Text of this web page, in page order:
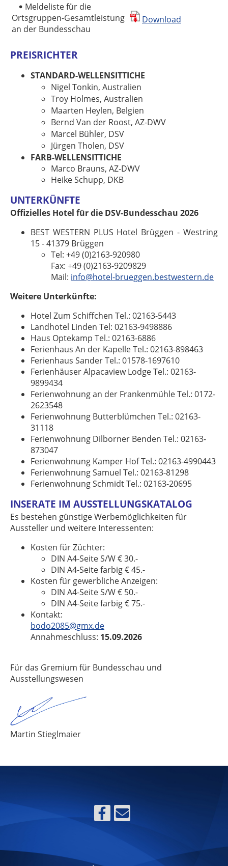
Meldeliste für die
Ortsgruppen-Gesamtleistung
an der Bundesschau
Download
PREISRICHTER
STANDARD-WELLENSITTICHE
Nigel Tonkin, Australien
Troy Holmes, Australien
Maarten Heylen, Belgien
Bernd Van der Roost, AZ-DWV
Marcel Bühler, DSV
Jürgen Tholen, DSV
FARB-WELLENSITTICHE
Marco Brauns, AZ-DWV
Heike Schupp, DKB
UNTERKÜNFTE
Offizielles Hotel für die DSV-Bundesschau 2026
BEST WESTERN PLUS Hotel Brüggen - Westring
15 - 41379 Brüggen
Tel: +49 (0)2163-920980
Fax: +49 (0)2163-9209829
Mail: info@hotel-brueggen.bestwestern.de
Weitere Unterkünfte:
Hotel Zum Schiffchen Tel.: 02163-5443
Landhotel Linden Tel: 02163-9498886
Haus Optekamp Tel.: 02163-6886
Ferienhaus An der Kapelle Tel.: 02163-898463
Ferienhaus Sander Tel.: 01578-1697610
Ferienhäuser Alpacaview Lodge Tel.: 02163-
9899434
Ferienwohnung an der Frankenmühle Tel.: 0172-
2623548
Ferienwohnung Butterblümchen Tel.: 02163-
31118
Ferienwohnung Dilborner Benden Tel.: 02163-
873047
Ferienwohnung Kamper Hof Tel.: 02163-4990443
Ferienwohnung Samuel Tel.: 02163-81298
Ferienwohnung Schmidt Tel.: 02163-20695
INSERATE IM AUSSTELLUNGSKATALOG
Es bestehen günstige Werbemöglichkeiten für
Aussteller und weitere Interessenten:
Kosten für Züchter:
DIN A4-Seite S/W € 30.-
DIN A4-Seite farbig € 45.-
Kosten für gewerbliche Anzeigen:
DIN A4-Seite S/W € 50.-
DIN A4-Seite farbig € 75.-
Kontakt:
bodo2085@gmx.de
Annahmeschluss: 15.09.2026
Für das Gremium für Bundesschau und
Ausstellungswesen
Martin Stieglmaier